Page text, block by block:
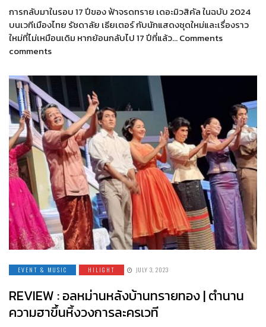
การกลับมาในรอบ 17 ปีของ ฟ้าจรดทราย เดอะมิวสิคัล ในฉบับ 2024
บนเวทีเมืองไทย รัชดาลัย เธียเตอร์ กับนักแสดงชุดใหม่และเรื่องราว
ใหม่ที่ไม่เหมือนเดิม หากย้อนกลับไป 17 ปีที่แล้ว… Comments
comments
EVENT & MUSIC HILIGHT JULY 3, 2023
REVIEW : อลหม่านหลังบ้านทรายทอง | ตำนาน
ความฮาขึ้นหิ้งวงการละครเวที